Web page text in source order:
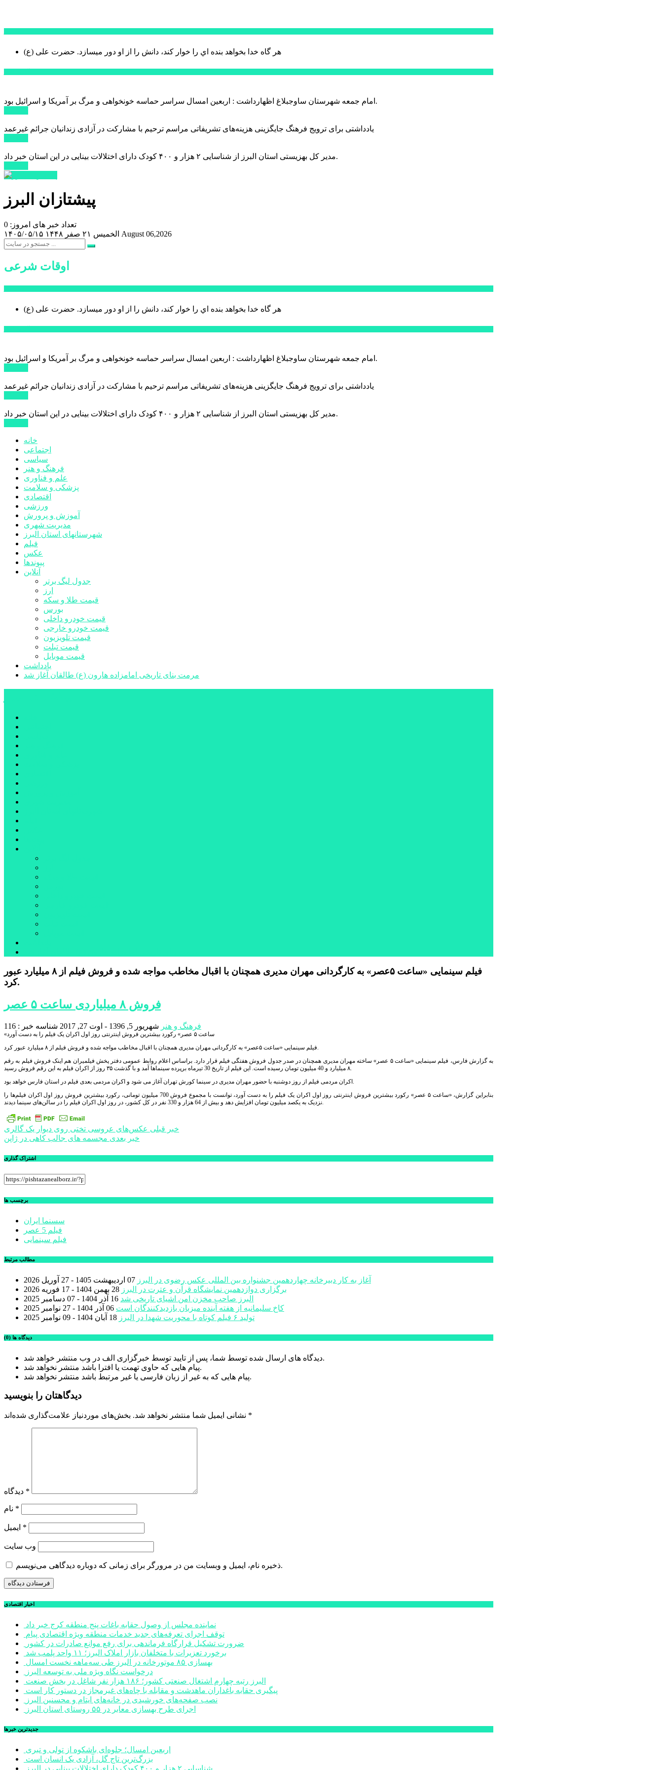
هر گاه خدا بخواهد بنده اي را خوار كند، دانش را از او دور میسازد. حضرت علی (ع)
امام جمعه شهرستان ساوجبلاغ اظهارداشت : اربعین امسال سراسر حماسه خونخواهی و مرگ بر آمریکا و اسرائیل بود.
یادداشتی برای ترویج فرهنگ جایگزینی هزینه‌های تشریفاتی مراسم ترحیم با مشارکت در آزادی زندانیان جرائم غیرعمد
مدیر کل بهزیستی استان البرز از شناسایی ۲ هزار و ۴۰۰ کودک دارای اختلالات بینایی در این استان خبر داد.
پیشتازان البرز
تعداد خبر های امروز: 0
۱۴۰۵/۰۵/۱۵
الخميس ۲۱ صفر ۱۴۴۸ August 06,2026
اوقات شرعی
هر گاه خدا بخواهد بنده اي را خوار كند، دانش را از او دور میسازد. حضرت علی (ع)
امام جمعه شهرستان ساوجبلاغ اظهارداشت : اربعین امسال سراسر حماسه خونخواهی و مرگ بر آمریکا و اسرائیل بود.
یادداشتی برای ترویج فرهنگ جایگزینی هزینه‌های تشریفاتی مراسم ترحیم با مشارکت در آزادی زندانیان جرائم غیرعمد
مدیر کل بهزیستی استان البرز از شناسایی ۲ هزار و ۴۰۰ کودک دارای اختلالات بینایی در این استان خبر داد.
خانه
اجتماعی
سیاسی
فرهنگ و هنر
علم و فناوری
پزشکی و سلامت
اقتصادی
ورزشی
آموزش و پرورش
مدیریت شهری
شهرستانهای استان البرز
فیلم
عکس
پیوندها
آنلاین
جدول لیگ برتر
ارز
قیمت طلا و سکه
بورس
قیمت خودرو داخلی
قیمت خودرو خارجی
قیمت تلویزیون
قیمت تبلت
قیمت موبایل
یادداشت
مرمت بنای تاریخی امامزاده هارون (ع) طالقان آغاز شد
فیلم سینمایی «ساعت ۵عصر» به کارگردانی مهران مدیری همچنان با اقبال مخاطب مواجه شده و فروش فیلم از ۸ میلیارد عبور
کرد.
فروش ۸ میلیاردی ساعت ۵ عصر
فرهنگ و هنر شهریور 5, 1396 - اوت 27, 2017 شناسه خبر : 116
«ساعت ۵ عصر» رکورد بیشترین فروش اینترنتی روز اول اکران یک فیلم را به دست آورد
فیلم سینمایی «ساعت ۵عصر» به کارگردانی مهران مدیری همچنان با اقبال مخاطب مواجه شده و فروش فیلم از ۸ میلیارد عبور کرد.
به گزارش فارس، فیلم سینمایی «ساعت ۵ عصر» ساخته مهران مدیری همچنان در صدر جدول فروش هفتگی فیلم قرار دارد. براساس اعلام روابط عمومی دفتر پخش فیلمیران هم اینک فروش فیلم به رقم
۸ میلیارد و 40 میلیون تومان رسیده است. این فیلم از تاریخ 30 تیرماه برپرده سینماها آمد و با گذشت ۳۵ روز از اکران فیلم به این رقم فروش رسید.
اکران مردمی فیلم از روز دوشنبه با حضور مهران مدیری در سینما کورش تهران آغاز می شود و اکران مردمی بعدی فیلم در استان فارس خواهد بود.
بنابراین گزارش، «ساعت ۵ عصر» رکورد بیشترین فروش اینترنتی روز اول اکران یک فیلم را به دست آورد، توانست با مجموع فروش 700 میلیون تومانی، رکورد بیشترین فروش روز اول اکران فیلم‌ها را
نزدیک به یکصد میلیون تومان افزایش دهد و بیش از 64 هزار و 330 نفر در کل کشور، در روز اول اکران فیلم را در سالن‌های سینما دیدند.
راهبری
نوشته
خبر قبلی عکس‌های عروسی تختی روی دیوار یک گالری
خبر بعدی مجسمه های جالب کاهی در ژاپن
اشتراک گذاری
برچسب ها
سسنما ایران
فیلم 5 عصر
فیلم سینمایی
مطالب مرتبط
آغاز به کار دبیرخانه چهاردهمین جشنواره بین المللی عکس رضوی در البرز 07 اردیبهشت 1405 - 27 آوریل 2026
برگزاری دوازدهمین نمایشگاه قرآن و عترت در البرز 28 بهمن 1404 - 17 فوریه 2026
البرز صاحب مخزن امن اشیای تاریخی شد 16 آذر 1404 - 07 دسامبر 2025
کاخ سلیمانیه از هفته آینده میزبان بازدیدکنندگان است 06 آذر 1404 - 27 نوامبر 2025
تولید ۶ فیلم کوتاه با محوریت شهدا در البرز
18 آبان 1404 - 09 نوامبر 2025
دیدگاه ها (0)
دیدگاه های ارسال شده توسط شما، پس از تایید توسط خبرگزاری الف در وب منتشر خواهد شد.
پیام هایی که حاوی تهمت یا افترا باشد منتشر نخواهد شد.
پیام هایی که به غیر از زبان فارسی یا غیر مرتبط باشد منتشر نخواهد شد.
دیدگاهتان را بنویسید
نشانی ایمیل شما منتشر نخواهد شد. *
*
*
*
وب‌ سایت
ذخیره نام، ایمیل و وبسایت من در مرورگر برای زمانی که دوباره دیدگاهی می‌نویسم.
اخبار اقتصادی
نماینده مجلس از وصول حقابه باغات پنج منطقه کرج خبر داد
توقف اجرای تعرفه‌های جدید خدمات منطقه ویژه اقتصادی پیام
ضرورت تشکیل قرارگاه فرماندهی برای رفع موانع صادرات در کشور
برخورد تعزیرات با متخلفان بازار املاک البرز؛ ۱۱ واحد پلمب شد
بهسازی ۸۵ موتورخانه در البرز طی سه‌ماهه نخست امسال
درخواست نگاه ویژه ملی به توسعه البرز
البرز رتبه چهارم اشتغال صنعتی کشور؛ ۱۸۶ هزار نفر شاغل در بخش صنعت
پیگیری حقابه باغداران ماهدشت و مقابله با چاه‌های غیرمجاز در دستور کار است
نصب صفحه‌های خورشیدی در خانه‌های ایتام و محسنین البرز
اجرای طرح بهسازی معابر در ۵۵ روستای استان البرز
جديدترين خبرها
اربعین امسال؛ جلوه‌ای باشکوه از تولی و تبری
بزرگ‌ترین تاج گل، آزادی یک انسان است
شناسایی ۲ هزار و ۴۰۰ کودک دارای اختلالات بینایی در البرز